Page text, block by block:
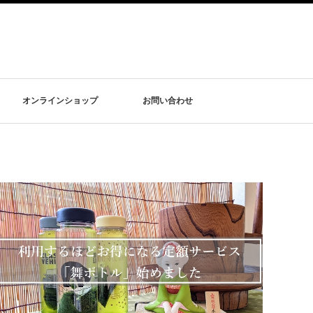
オンラインショップ お問い合わせ